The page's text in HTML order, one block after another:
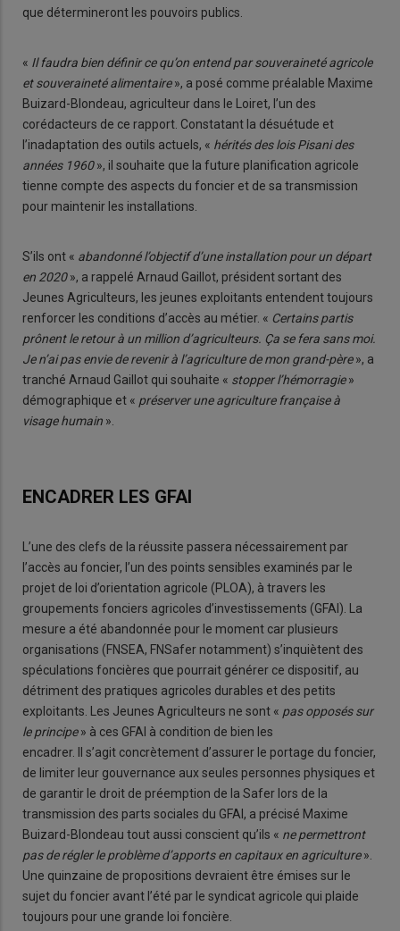
que détermineront les pouvoirs publics.
« Il faudra bien définir ce qu’on entend par souveraineté agricole
et souveraineté alimentaire», a posé comme préalable Maxime
Buizard-Blondeau, agriculteur dans le Loiret, l’un des
corédacteurs de ce rapport. Constatant la désuétude et
l’inadaptation des outils actuels, « hérités des lois Pisani des
années 1960», il souhaite que la future planification agricole
tienne compte des aspects du foncier et de sa transmission
pour maintenir les installations.
S’ils ont « abandonné l’objectif d’une installation pour un départ
en 2020», a rappelé Arnaud Gaillot, président sortant des
Jeunes Agriculteurs, les jeunes exploitants entendent toujours
renforcer les conditions d’accès au métier. « Certains partis
prônent le retour à un million d’agriculteurs. Ça se fera sans moi.
Je n’ai pas envie de revenir à l’agriculture de mon grand-père», a
tranché Arnaud Gaillot qui souhaite « stopper l’hémorragie»
démographique et « préserver une agriculture française à
visage humain ».
ENCADRER LES GFAI
L’une des clefs de la réussite passera nécessairement par
l’accès au foncier, l’un des points sensibles examinés par le
projet de loi d’orientation agricole (PLOA), à travers les
groupements fonciers agricoles d’investissements (GFAI). La
mesure a été abandonnée pour le moment car plusieurs
organisations (FNSEA, FNSafer notamment) s’inquiètent des
spéculations foncières que pourrait générer ce dispositif, au
détriment des pratiques agricoles durables et des petits
exploitants. Les Jeunes Agriculteurs ne sont « pas opposés sur
le principe» à ces GFAI à condition de bien les
encadrer. Il s’agit concrètement d’assurer le portage du foncier,
de limiter leur gouvernance aux seules personnes physiques et
de garantir le droit de préemption de la Safer lors de la
transmission des parts sociales du GFAI, a précisé Maxime
Buizard-Blondeau tout aussi conscient qu’ils « ne permettront
pas de régler le problème d’apports en capitaux en agriculture».
Une quinzaine de propositions devraient être émises sur le
sujet du foncier avant l’été par le syndicat agricole qui plaide
toujours pour une grande loi foncière.